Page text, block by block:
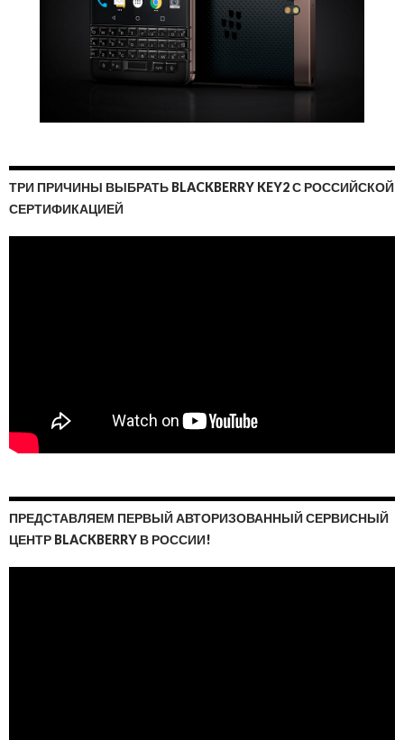
ТРИ ПРИЧИНЫ ВЫБРАТЬ BLACKBERRY KEY2 С РОССИЙСКОЙ
СЕРТИФИКАЦИЕЙ
ПРЕДСТАВЛЯЕМ ПЕРВЫЙ АВТОРИЗОВАННЫЙ СЕРВИСНЫЙ
ЦЕНТР BLACKBERRY В РОССИИ!